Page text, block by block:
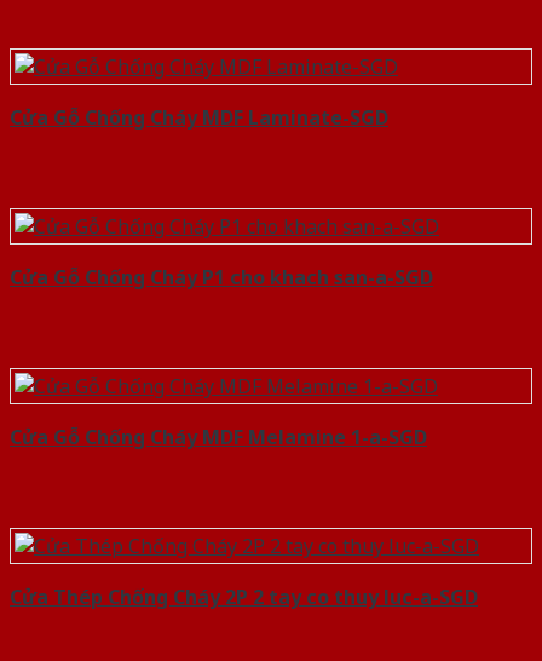
Cửa Gỗ Chống Cháy MDF Laminate-SGD
Cửa Gỗ Chống Cháy P1 cho khach san-a-SGD
Cửa Gỗ Chống Cháy MDF Melamine 1-a-SGD
Cửa Thép Chống Cháy 2P 2 tay co thuy luc-a-SGD